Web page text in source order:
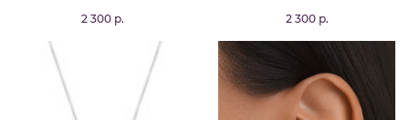
2 300 р. 2 300 р.